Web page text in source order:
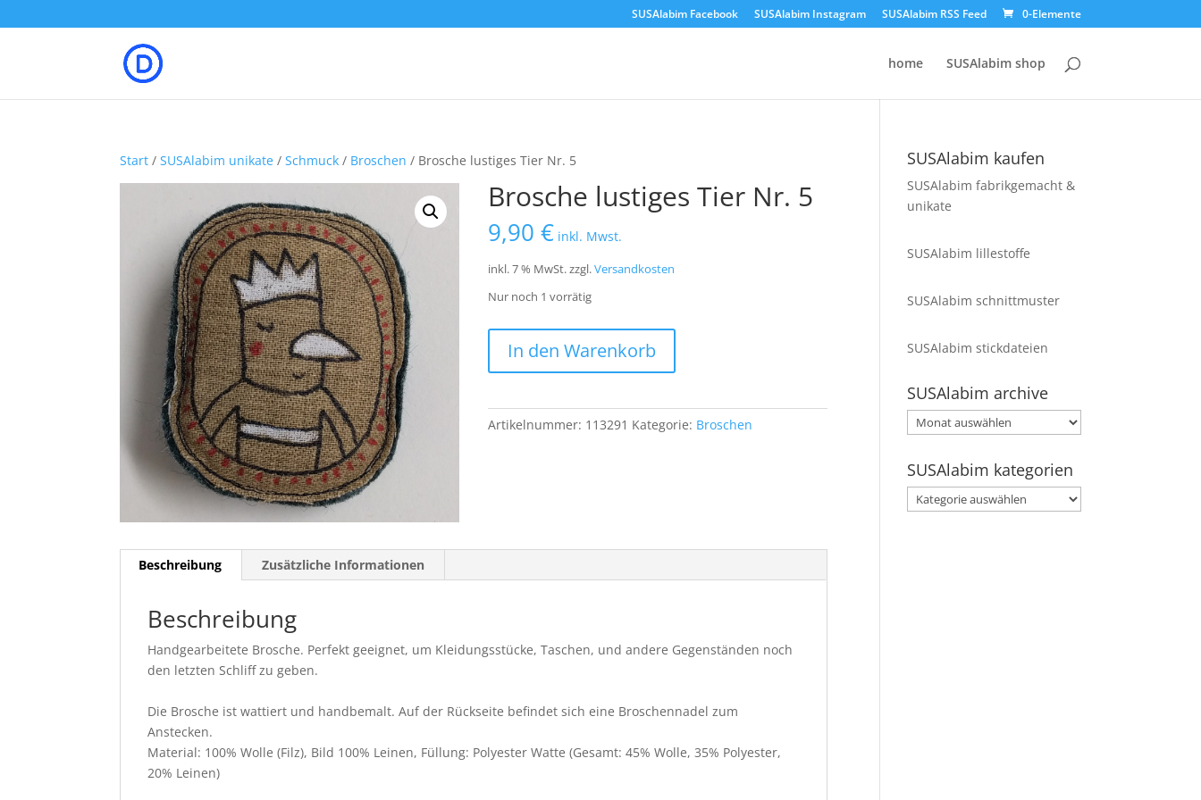
SUSAlabim Facebook SUSAlabim Instagram SUSAlabim RSS Feed 0-Elemente
home SUSAlabim shop
Start /SUSAlabim unikate /Schmuck / Broschen / Brosche lustiges Tier Nr. 5
Brosche lustiges Tier Nr. 5
9,90€ inkl. Mwst.
inkl. 7 % MwSt.zzgl.Versandkosten
Nur noch 1 vorrätig
lustiges
Tier
5
In den Warenkorb
Artikelnummer: 113291 Kategorie: Broschen
Beschreibung Zusätzliche Informationen
Beschreibung
Handgearbeitete Brosche. Perfekt geeignet, um Kleidungsstücke, Taschen, und andere Gegenständen noch
den letzten Schliff zu geben.
Die Brosche ist wattiert und handbemalt. Auf der Rückseite befindet sich eine Broschennadel zum
Anstecken.
Material: 100% Wolle (Filz), Bild 100% Leinen, Füllung: Polyester Watte (Gesamt: 45% Wolle, 35% Polyester,
20% Leinen)
SUSAlabim kaufen
SUSAlabim fabrikgemacht &
unikate
SUSAlabim lillestoffe
SUSAlabim schnittmuster
SUSAlabim stickdateien
SUSAlabim archive
SUSAlabim
archive
SUSAlabim kategorien
SUSAlabim
kategorien